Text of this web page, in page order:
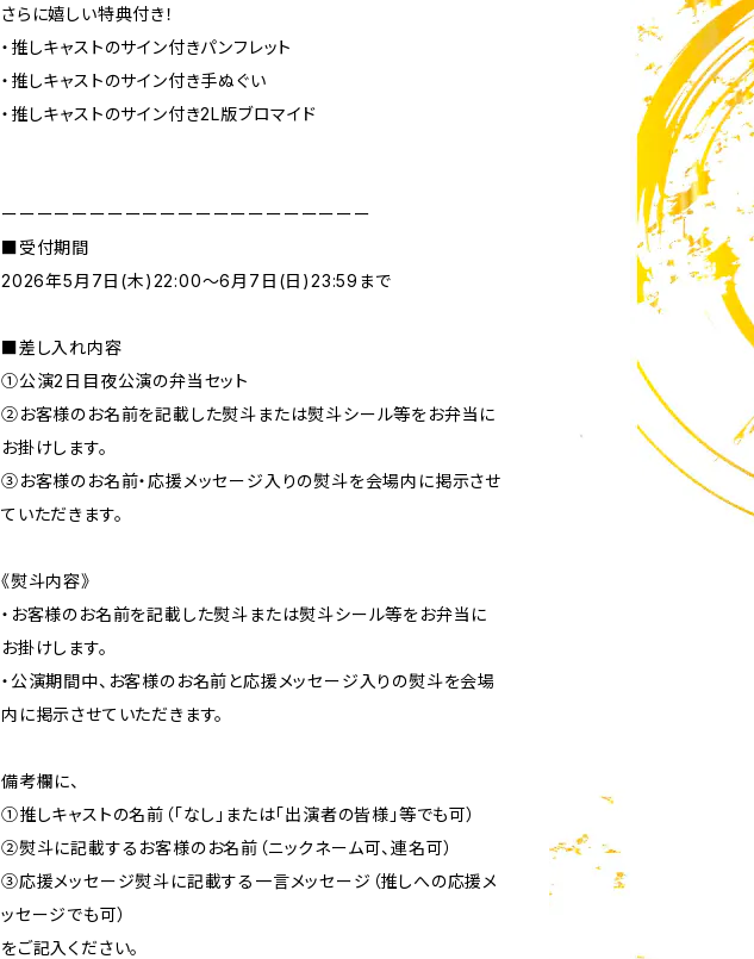
さらに嬉しい特典付き！
・推しキャストのサイン付きパンフレット
・推しキャストのサイン付き手ぬぐい
・推しキャストのサイン付き2L版ブロマイド
ーーーーーーーーーーーーーーーーーーーーー
■受付期間
2026年5月7日(木)22:00〜6月7日(日)23:59まで
■差し入れ内容
①公演2日目夜公演の弁当セット
②お客様のお名前を記載した熨斗または熨斗シール等をお弁当に
お掛けします。
③お客様のお名前・応援メッセージ入りの熨斗を会場内に掲示させ
ていただきます。
《熨斗内容》
・お客様のお名前を記載した熨斗または熨斗シール等をお弁当に
お掛けします。
・公演期間中、お客様のお名前と応援メッセージ入りの熨斗を会場
内に掲示させていただきます。
備考欄に、
①推しキャストの名前（「なし」または「出演者の皆様」等でも可）
②熨斗に記載するお客様のお名前（ニックネーム可、連名可）
③応援メッセージ熨斗に記載する一言メッセージ（推しへの応援メ
ッセージでも可）
をご記入ください。